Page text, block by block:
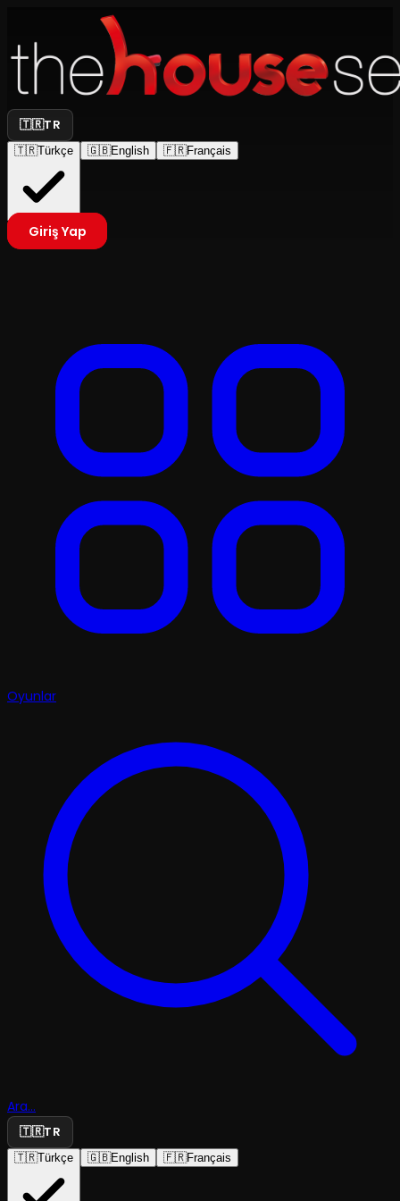
🇹🇷TR
🇹🇷Türkçe 🇬🇧English 🇫🇷Français
Giriş Yap
Oyunlar
Ara...
🇹🇷TR
🇹🇷Türkçe 🇬🇧English 🇫🇷Français